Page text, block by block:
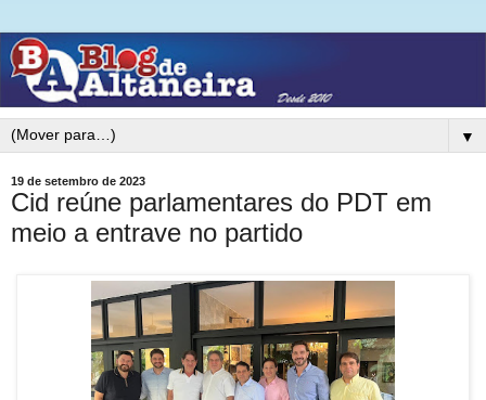
▼
19 de setembro de 2023
Cid reúne parlamentares do PDT em
meio a entrave no partido